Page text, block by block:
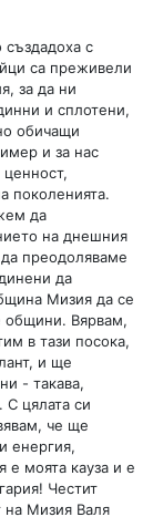
създадоха с
са преживели
за да ни
и сплотени,
обичащи
и за нас
поколенията.​
да
на днешния
преодоляваме
да
Мизия да се
общини. Вярвам,
в тази посока,
и ще
- такава,
С цялата си
че ще
енергия,
е моята кауза и е
Честит
на Мизия Валя